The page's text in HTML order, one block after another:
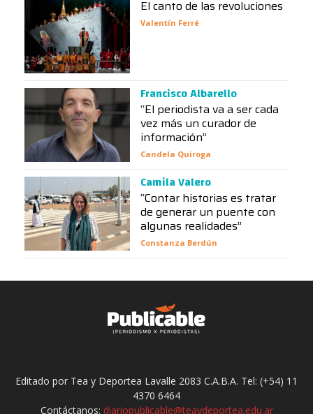
El canto de las revoluciones
Valentín Ferré
Francisco Albarello
“El periodista va a ser cada
vez más un curador de
información”
Candela Quiroga
Camila Valero
“Contar historias es tratar
de generar un puente con
algunas realidades”
Constanza Berdún
Editado por Tea y Deportea Lavalle 2083 C.A.B.A. Tel: (+54) 11
4370 6464
Contáctanos: diariopublicable@teaydeportea.edu.ar